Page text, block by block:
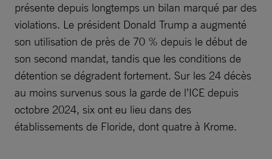
présente depuis longtemps un bilan marqué par des
violations. Le président Donald Trump a augmenté
son utilisation de près de 70 % depuis le début de
son second mandat, tandis que les conditions de
détention se dégradent fortement. Sur les 24 décès
au moins survenus sous la garde de l’ICE depuis
octobre 2024, six ont eu lieu dans des
établissements de Floride, dont quatre à Krome.